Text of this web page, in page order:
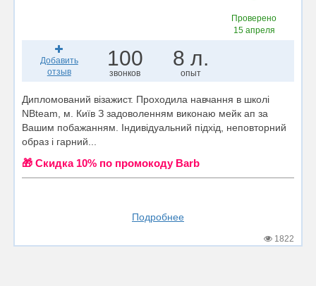
Проверено
15 апреля
Добавить
отзыв
100
звонков
8 л.
опыт
Дипломований візажист. Проходила навчання в школі
NBteam, м. Київ З задоволенням виконаю мейк ап за
Вашим побажанням. Індивідуальний підхід, неповторний
образ і гарний...
🎁 Cкидка 10% по промокоду Barb
Подробнее
1822